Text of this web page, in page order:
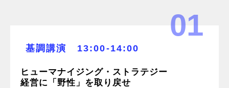
01
基調講演 13:00-14:00
ヒューマナイジング・ストラテジー
経営に「野性」を取り戻せ